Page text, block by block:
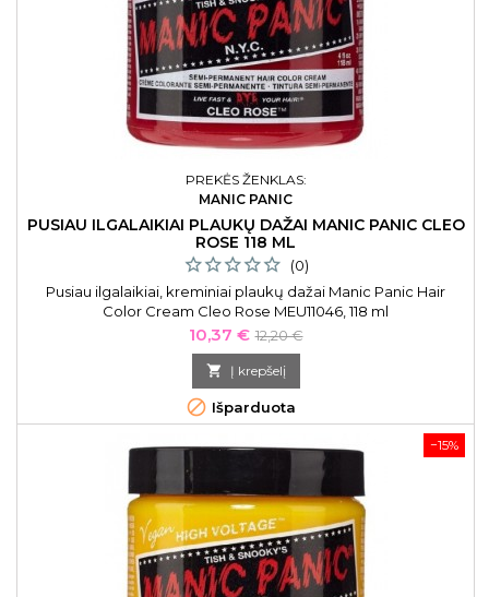
PREKĖS ŽENKLAS:
MANIC PANIC
PUSIAU ILGALAIKIAI PLAUKŲ DAŽAI MANIC PANIC CLEO
ROSE 118 ML
(0)
Pusiau ilgalaikiai, kreminiai plaukų dažai Manic Panic Hair
Color Cream Cleo Rose MEU11046, 118 ml
Kaina
10,37 € Bazinė
kaina
12,20 €
 Į krepšelį
 Išparduota
−15%